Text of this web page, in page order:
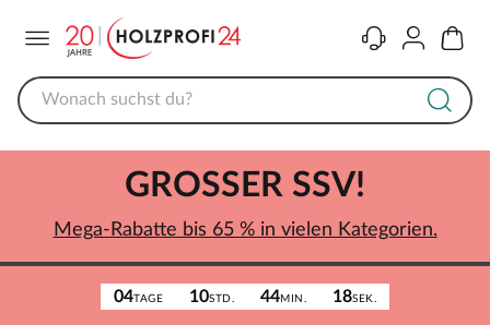
KontaktKonto
04TAGE 10STD. 44MIN. 18SEK.
GROSSER SSV!
Mega-Rabatte bis 65 % in vielen Kategorien.